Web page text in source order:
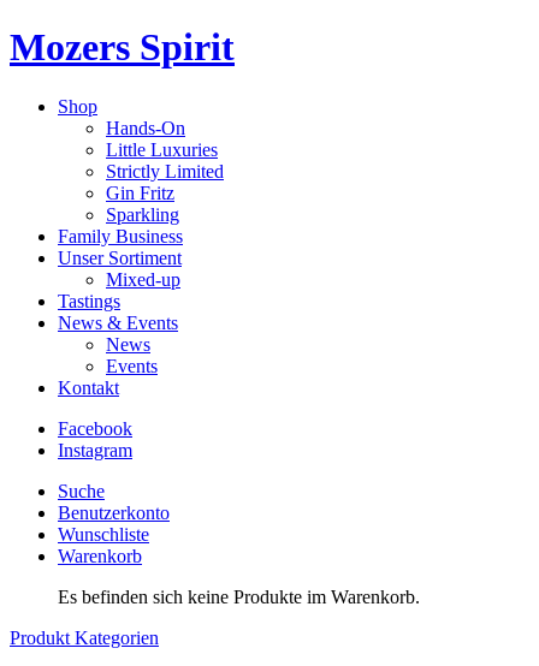
Mozers Spirit
Shop
Hands-On
Little Luxuries
Strictly Limited
Gin Fritz
Sparkling
Family Business
Unser Sortiment
Mixed-up
Tastings
News & Events
News
Events
Kontakt
Facebook
Instagram
Suche
Benutzerkonto
Wunschliste
Warenkorb
Es befinden sich keine Produkte im Warenkorb.
Produkt Kategorien